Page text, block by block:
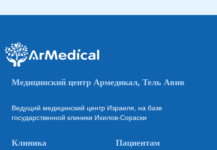
Медицинский центр Армедикал, Тель Авив
Ведущий медицинский центр Израиля, на базе
государственной клиники Ихилов-Сораски
Клиника Пациентам